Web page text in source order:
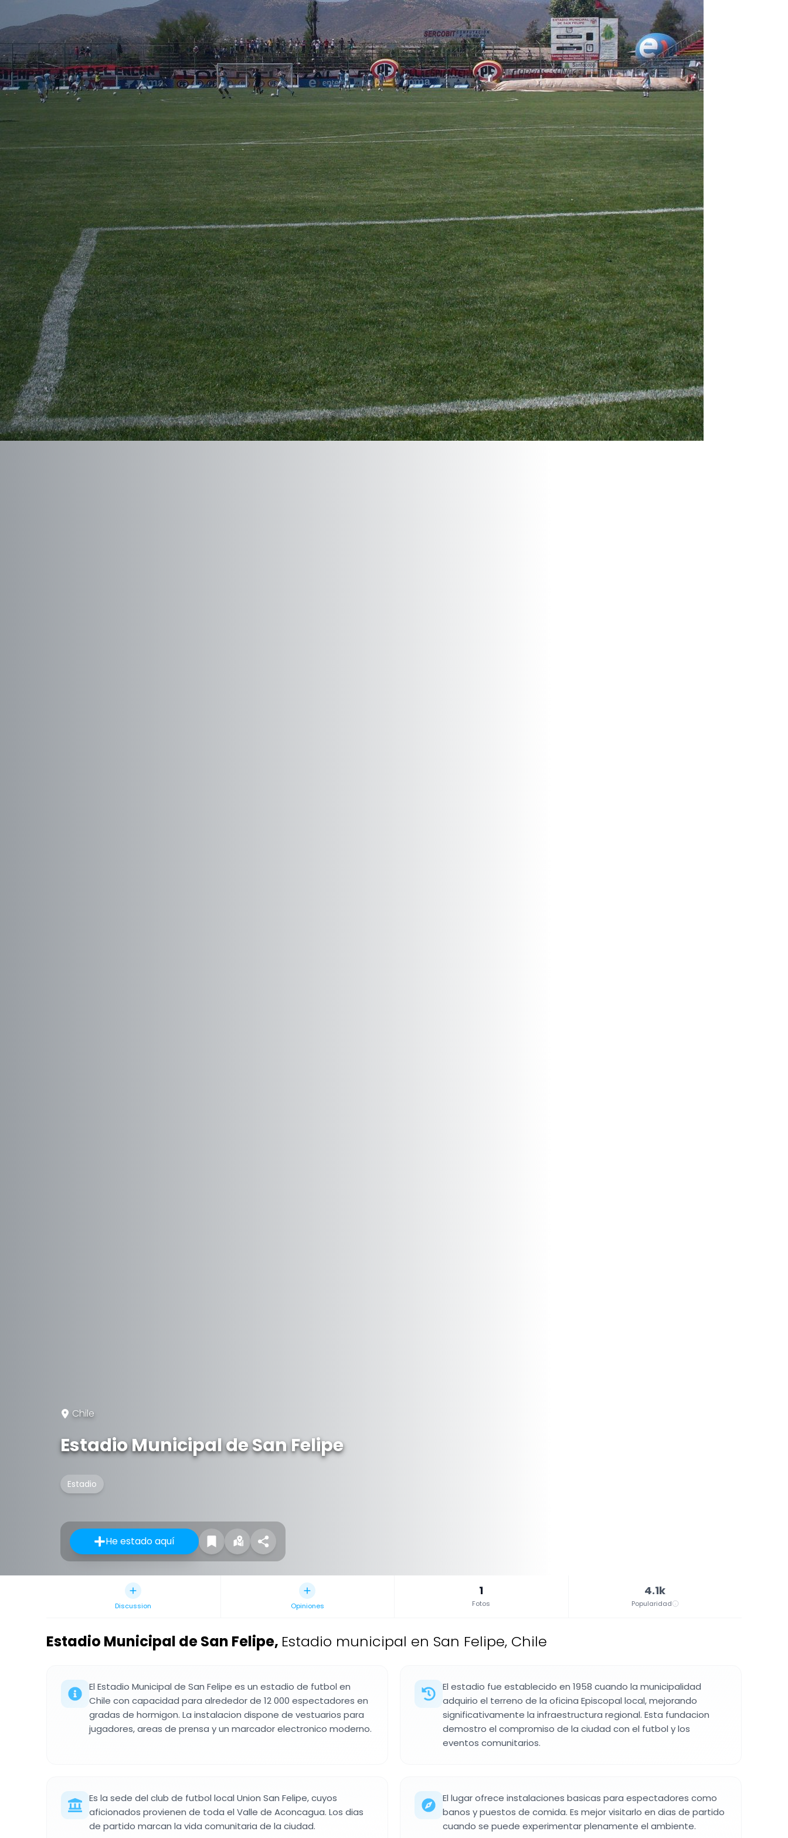
Chile
Estadio Municipal de San Felipe
Estadio
He estado aquí
Discussion Opiniones
1
Fotos
4.1k
Popularidad
Estadio Municipal de San Felipe, Estadio municipal en San Felipe, Chile
El Estadio Municipal de San Felipe es un estadio de futbol en
Chile con capacidad para alrededor de 12 000 espectadores en
gradas de hormigon. La instalacion dispone de vestuarios para
jugadores, areas de prensa y un marcador electronico moderno.
El estadio fue establecido en 1958 cuando la municipalidad
adquirio el terreno de la oficina Episcopal local, mejorando
significativamente la infraestructura regional. Esta fundacion
demostro el compromiso de la ciudad con el futbol y los
eventos comunitarios.
Es la sede del club de futbol local Union San Felipe, cuyos
aficionados provienen de toda el Valle de Aconcagua. Los dias
de partido marcan la vida comunitaria de la ciudad.
El lugar ofrece instalaciones basicas para espectadores como
banos y puestos de comida. Es mejor visitarlo en dias de partido
cuando se puede experimentar plenamente el ambiente.